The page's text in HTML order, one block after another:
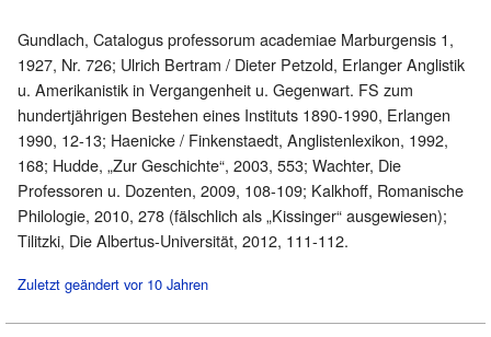
Gundlach, Catalogus professorum academiae Marburgensis 1,
1927, Nr. 726; Ulrich Bertram / Dieter Petzold, Erlanger Anglistik
u. Amerikanistik in Vergangenheit u. Gegenwart. FS zum
hundertjährigen Bestehen eines Instituts 1890-1990, Erlangen
1990, 12-13; Haenicke / Finkenstaedt, Anglistenlexikon, 1992,
168; Hudde, „Zur Geschichte“, 2003, 553; Wachter, Die
Professoren u. Dozenten, 2009, 108-109; Kalkhoff, Romanische
Philologie, 2010, 278 (fälschlich als „Kissinger“ ausgewiesen);
Tilitzki, Die Albertus-Universität, 2012, 111-112.
Zuletzt geändert vor 10 Jahren